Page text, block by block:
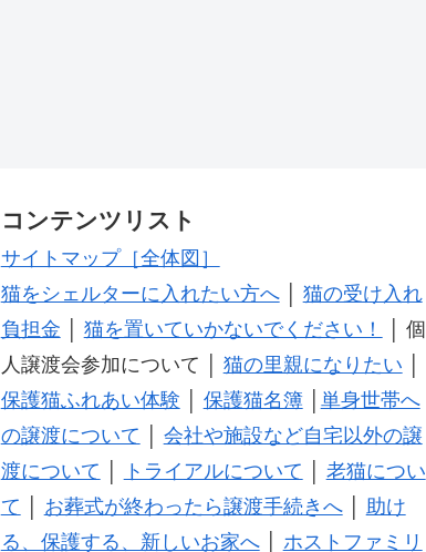
コンテンツリスト
サイトマップ［全体図］
猫をシェルターに入れたい方へ│ 猫の受け入れ
負担金
猫を置いていかないでください！
│ 個
人譲渡会参加について │ 猫の里親になりたい
保護猫ふれあい体験
保護猫名簿│ 単身世帯へ
の譲渡について
会社や施設など自宅以外の譲
渡について
トライアルについて
老猫につい
て
お葬式が終わったら譲渡手続きへ│
助け
る、保護する、新しいお家へ│ ホストファミリ